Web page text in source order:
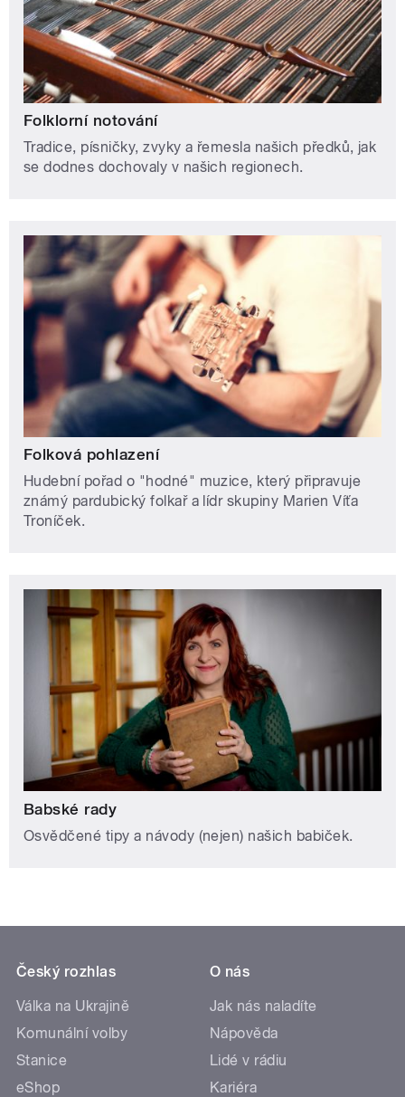
Folklorní notování
Tradice, písničky, zvyky a řemesla našich předků, jak
se dodnes dochovaly v našich regionech.
Folková pohlazení
Hudební pořad o "hodné" muzice, který připravuje
známý pardubický folkař a lídr skupiny Marien Víťa
Troníček.
Babské rady
Osvědčené tipy a návody (nejen) našich babiček.
Český rozhlas
Válka na Ukrajině
Komunální volby
Stanice
eShop
O nás
Jak nás naladíte
Nápověda
Lidé v rádiu
Kariéra